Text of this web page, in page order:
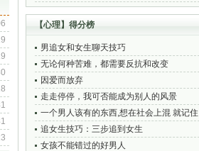
【心理】得分榜
男追女和女生聊天技巧
无论何种苦难，都需要反抗和改变
因爱而放弃
走走停停，我可否能成为别人的风景
一个男人该有的东西,想在社会上混 就记住
这20句!收藏疯了
追女生技巧：三步追到女生
女孩不能错过的好男人